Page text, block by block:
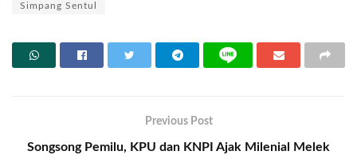
Simpang Sentul
Previous Post
Songsong Pemilu, KPU dan KNPI Ajak Milenial Melek